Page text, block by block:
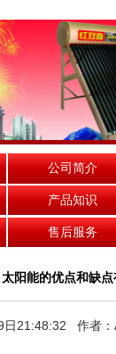
公司简介
产品知识
售后服务
太阳能的优点和缺
日21:48:32 作者